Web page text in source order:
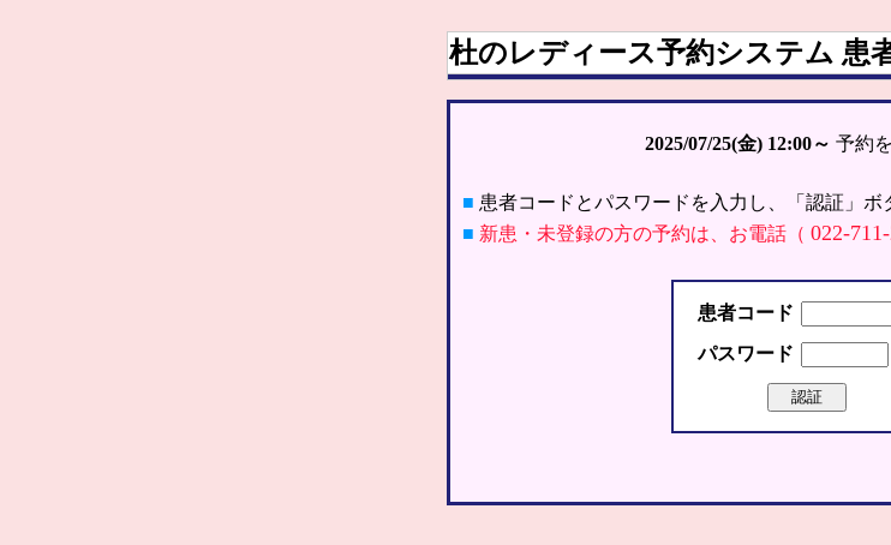
杜のレディース予約システム 患
2025/07/25(金) 12:00～ 予約
■ 患者コードとパスワードを入力し、「認証」ボ
■ 新患・未登録の方の予約は、お電話（ 022-
患者コード
パスワード